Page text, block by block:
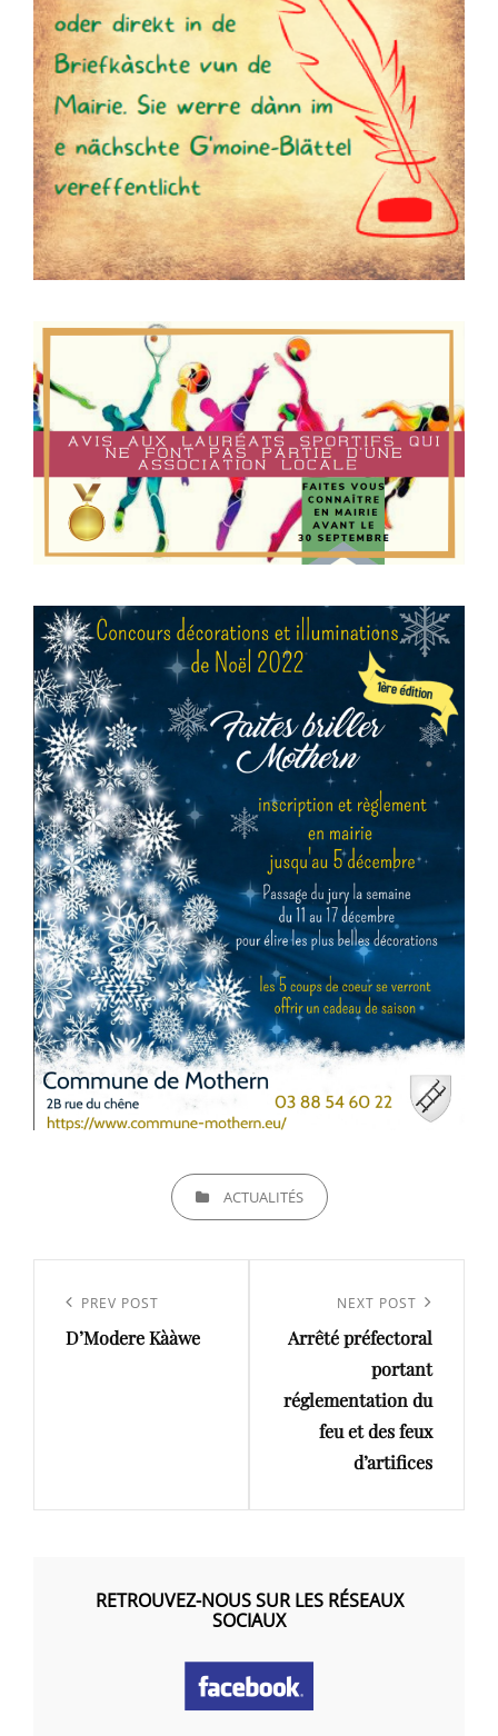
CATEGORIESACTUALITÉS
l’article
Previous
Post
PREV POST
D’Modere Kààwe
Post
NEXT POST
Arrêté préfectoral
portant
réglementation du
feu et des feux
d’artifices
RETROUVEZ-NOUS SUR LES RÉSEAUX
SOCIAUX